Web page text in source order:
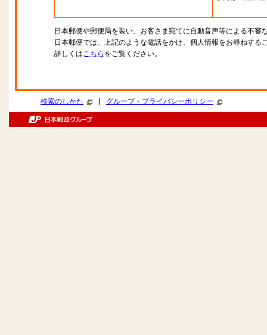
日本郵便や郵便局を装い、お客さま宛てに自動音声等による不審
日本郵便では、上記のような電話をかけ、個人情報をお尋ねする
詳しくはこちら をご覧ください。
検索のしかた グループ・プライバシーポリシー